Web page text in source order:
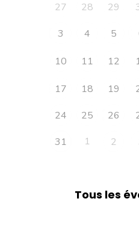
27 28 29
3
4 5
10 11 12
17 18 19
24
25 26
31
1 2
Tous les